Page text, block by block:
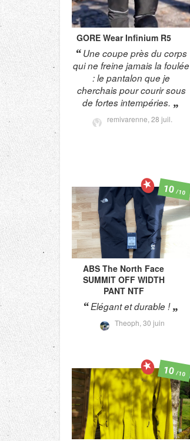
GORE Wear Infinium R5
Une coupe près du corps
qui ne freine jamais la foulée
: le pantalon que je
cherchais pour courir sous
de fortes intempéries.
remivarenne,28 juil.
ABS The North Face
SUMMIT OFF WIDTH
PANT NTF
Elégant et durable !
Theoph,30 juin
10/10
10/10